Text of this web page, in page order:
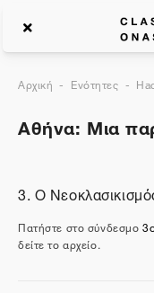
Αρχική Ενότητες
Αθήνα: Μια
3. Ο
Πατήστε στο σύνδεσμο
δείτε το αρχείο.